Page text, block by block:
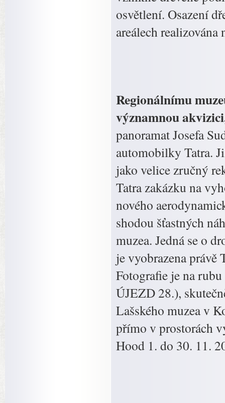
osvětlení. Osazení
areálech
Regionálnímu
významnou
panoramat Josefa
automobilky Tatra.
jako velice zručný
Tatra zakázku na
nového
shodou šťastných
muzea. Jedná se o
je vyobrazena právě
Fotografie je na
ÚJEZD 28.),
Lašského muzea v
přímo v prostorách
Hood 1. do 30. 11.